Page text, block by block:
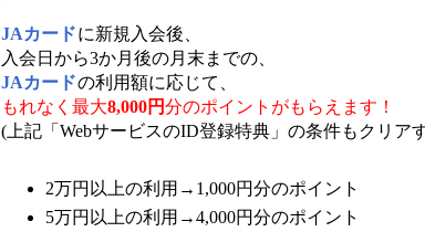
JAカードに新規入会後、
入会日から3か月後の月末までの、
JAカードの利用額に応じて、
もれなく最大8,000円分のポイントがもらえます！
(上記「WebサービスのID登録特典」の条件もクリア
2万円以上の利用→1,000円分のポイント
5万円以上の利用→4,000円分のポイント